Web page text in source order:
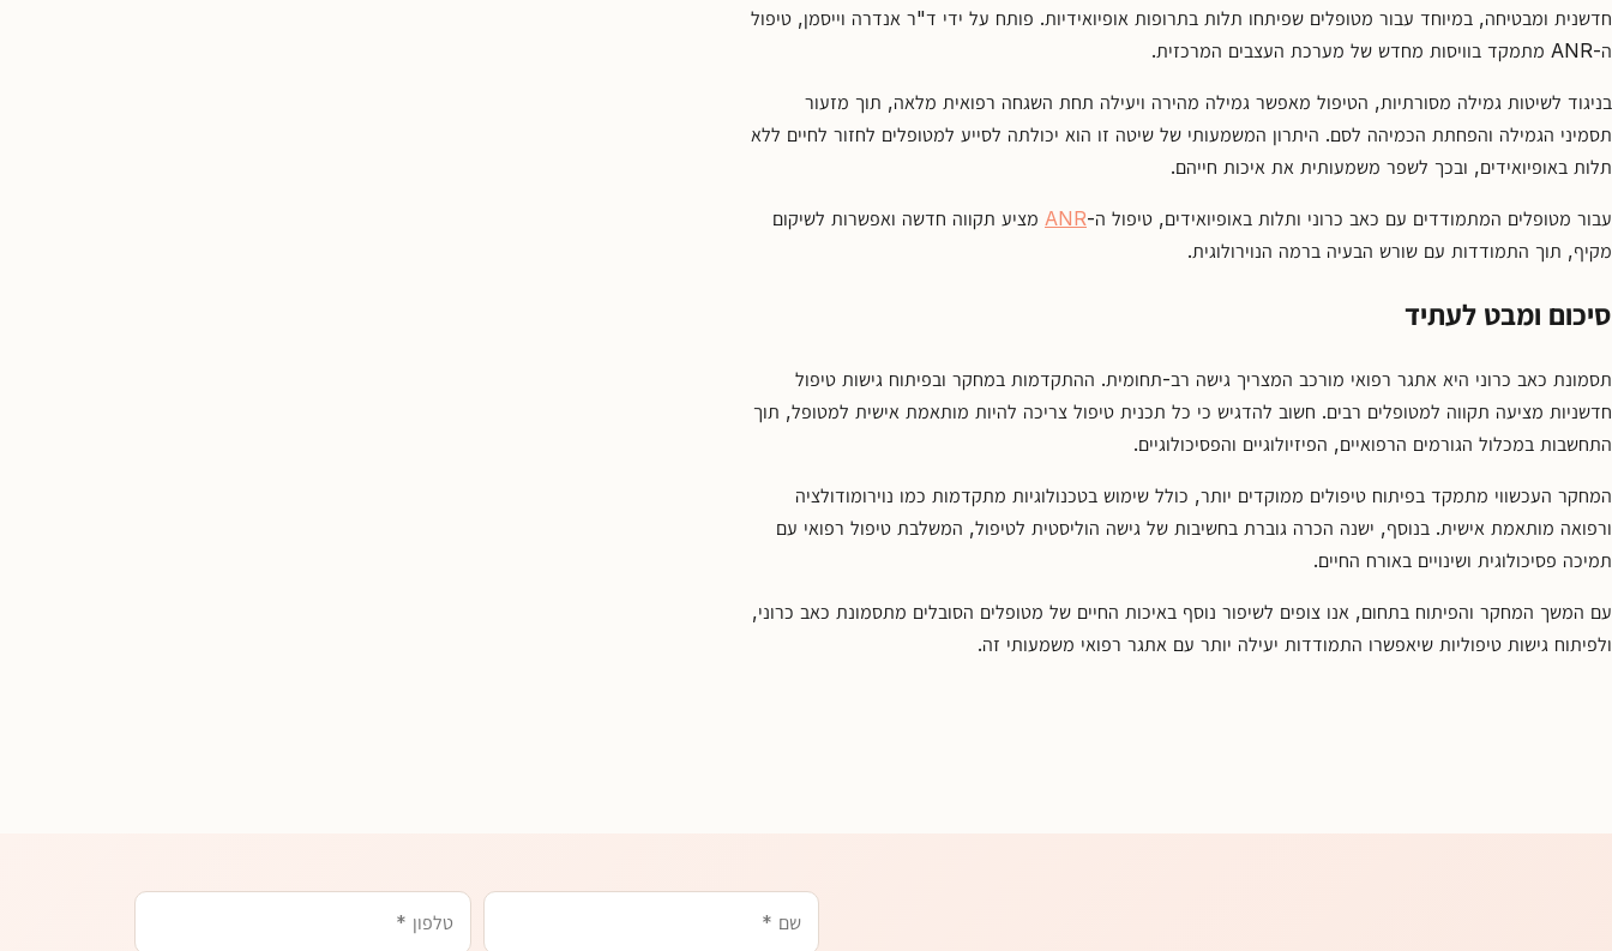
חדשנית ומבטיחה, במיוחד עבור מטופלים שפיתחו תלות בתרופות אופיואידיות. פותח על ידי ד"ר אנדרה וייסמן, טיפול
ה-ANR מתמקד בוויסות מחדש של מערכת העצבים המרכזית.
בניגוד לשיטות גמילה מסורתיות, הטיפול מאפשר גמילה מהירה ויעילה תחת השגחה רפואית מלאה, תוך מזעור
תסמיני הגמילה והפחתת הכמיהה לסם. היתרון המשמעותי של שיטה זו הוא יכולתה לסייע למטופלים לחזור לחיים ללא
תלות באופיואידים, ובכך לשפר משמעותית את איכות חייהם.
עבור מטופלים המתמודדים עם כאב כרוני ותלות באופיואידים, טיפול ה-ANR מציע תקווה חדשה ואפשרות לשיקום
מקיף, תוך התמודדות עם שורש הבעיה ברמה הנוירולוגית.
סיכום ומבט לעתיד
תסמונת כאב כרוני היא אתגר רפואי מורכב המצריך גישה רב-תחומית. ההתקדמות במחקר ובפיתוח גישות טיפול
חדשניות מציעה תקווה למטופלים רבים. חשוב להדגיש כי כל תכנית טיפול צריכה להיות מותאמת אישית למטופל, תוך
התחשבות במכלול הגורמים הרפואיים, הפיזיולוגיים והפסיכולוגיים.
המחקר העכשווי מתמקד בפיתוח טיפולים ממוקדים יותר, כולל שימוש בטכנולוגיות מתקדמות כמו נוירומודולציה
ורפואה מותאמת אישית. בנוסף, ישנה הכרה גוברת בחשיבות של גישה הוליסטית לטיפול, המשלבת טיפול רפואי עם
תמיכה פסיכולוגית ושינויים באורח החיים.
עם המשך המחקר והפיתוח בתחום, אנו צופים לשיפור נוסף באיכות החיים של מטופלים הסובלים מתסמונת כאב כרוני,
ולפיתוח גישות טיפוליות שיאפשרו התמודדות יעילה יותר עם אתגר רפואי משמעותי זה.
שם
טלפון
אימייל
משהו